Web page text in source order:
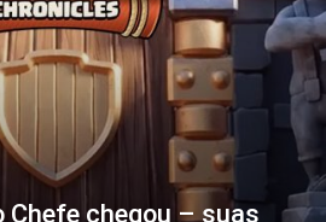
chegou – suas